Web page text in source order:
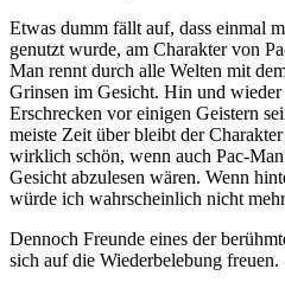
Etwas dumm fällt auf, dass einmal
genutzt wurde, am Charakter von
Man rennt durch alle Welten mit
Grinsen im Gesicht. Hin und wieder
Erschrecken vor einigen Geistern
meiste Zeit über bleibt der
wirklich schön, wenn auch Pac-
Gesicht abzulesen wären. Wenn
würde ich wahrscheinlich nicht
Dennoch Freunde eines der
sich auf die Wiederbelebung freuen.